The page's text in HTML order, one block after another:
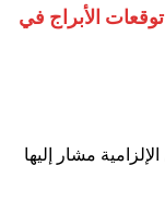
حظك اليوم توقعات الأبراج في
مشار إليها